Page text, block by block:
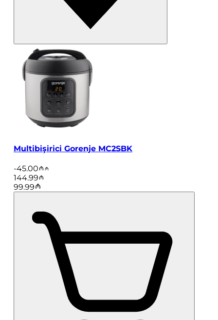
Multibişirici Gorenje MC2SBK
-45.00
144.99
99.99